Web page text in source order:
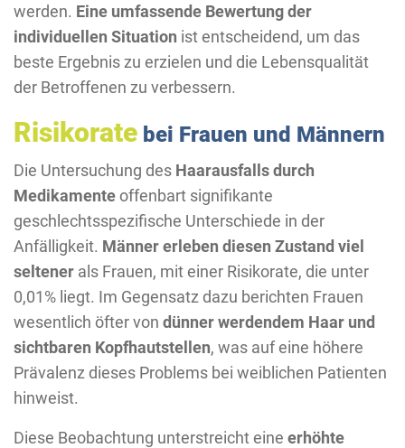
werden. Eine umfassende Bewertung der
individuellen Situation ist entscheidend, um das
beste Ergebnis zu erzielen und die Lebensqualität
der Betroffenen zu verbessern.
Risikorate bei Frauen und Männern
Die Untersuchung des Haarausfalls durch
Medikamenteoffenbart signifikante
geschlechtsspezifische Unterschiede in der
Anfälligkeit. Männer erleben diesen Zustand viel
seltener als Frauen, mit einer Risikorate, die unter
0,01% liegt. Im Gegensatz dazu berichten Frauen
wesentlich öfter von dünner werdendem Haar und
sichtbaren Kopfhautstellen, was auf eine höhere
Prävalenz dieses Problems bei weiblichen Patienten
hinweist.
Diese Beobachtung unterstreicht eine erhöhte